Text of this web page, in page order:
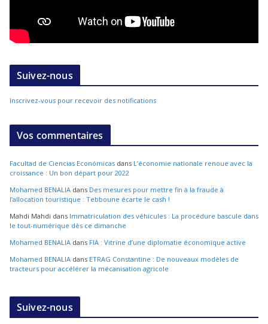
Suivez-nous
Inscrivez-vous pour recevoir des notifications
Vos commentaires
Facultad de Ciencias Económicas dans L’économie nationale renoue avec la
croissance : Un bon départ pour 2022
Mohamed BENALIA dans Des mesures pour mettre fin à la fraude à
l’allocation touristique : Tebboune écarte le cash !
Mahdi Mahdi dans Immatriculation des véhicules : La procédure bascule dans
le tout-numérique dès ce dimanche
Mohamed BENALIA dans FIA : Vitrine d’une diplomatie économique active
Mohamed BENALIA dans ETRAG Constantine : De nouveaux modèles de
tracteurs pour accélérer la mécanisation agricole
Suivez-nous